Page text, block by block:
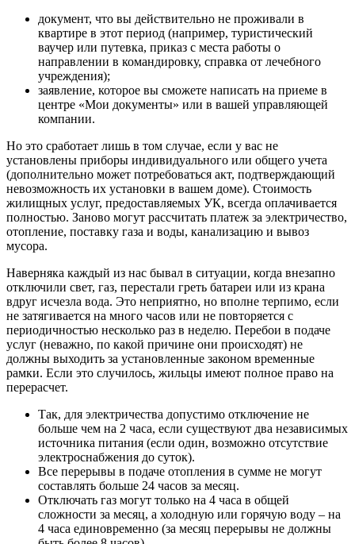
документ, что вы действительно не проживали в
квартире в этот период (например, туристический
ваучер или путевка, приказ с места работы о
направлении в командировку, справка от лечебного
учреждения);
заявление, которое вы сможете написать на приеме в
центре «Мои документы» или в вашей управляющей
компании.
Но это сработает лишь в том случае, если у вас не
установлены приборы индивидуального или общего учета
(дополнительно может потребоваться акт, подтверждающий
невозможность их установки в вашем доме). Стоимость
жилищных услуг, предоставляемых УК, всегда оплачивается
полностью. Заново могут рассчитать платеж за электричество,
отопление, поставку газа и воды, канализацию и вывоз
мусора.
Наверняка каждый из нас бывал в ситуации, когда внезапно
отключили свет, газ, перестали греть батареи или из крана
вдруг исчезла вода. Это неприятно, но вполне терпимо, если
не затягивается на много часов или не повторяется с
периодичностью несколько раз в неделю. Перебои в подаче
услуг (неважно, по какой причине они происходят) не
должны выходить за установленные законом временные
рамки. Если это случилось, жильцы имеют полное право на
перерасчет.
Так, для электричества допустимо отключение не
больше чем на 2 часа, если существуют два независимых
источника питания (если один, возможно отсутствие
электроснабжения до суток).
Все перерывы в подаче отопления в сумме не могут
составлять больше 24 часов за месяц.
Отключать газ могут только на 4 часа в общей
сложности за месяц, а холодную или горячую воду – на
4 часа единовременно (за месяц перерывы не должны